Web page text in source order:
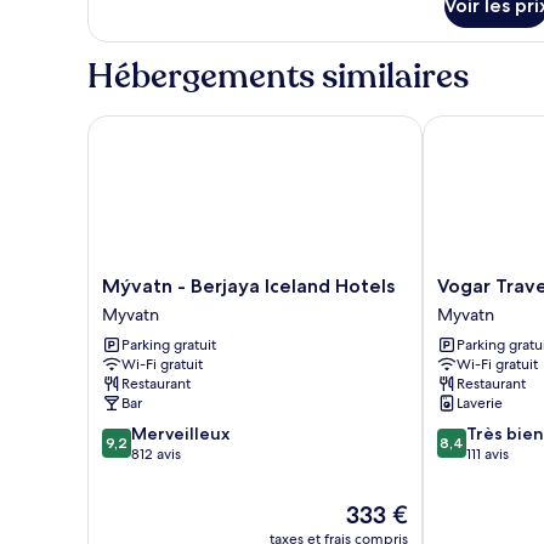
bains
de
Chambre
salle
Voir les
Hébergements similaires
Mývatn
-
Berjaya
Iceland
Hotels
Myvatn
Mývatn - Berjaya Iceland Hotels
Myvatn
Parking gratuit
Wi-Fi gratuit
Restaurant
Bar
9.2
sur
9,2 Merveilleux
812 avis
Le
nouveau
333 €
taxes et frais compris
Mývatn - Berjaya Iceland Hotels
Vogar
Travel
Service
Myvatn
Vogar
Myvatn
Parking
Wi-Fi gratuit
Restaurant
Laverie
8.4
sur
8,4 Très bien
111 avis
Vogar Travel